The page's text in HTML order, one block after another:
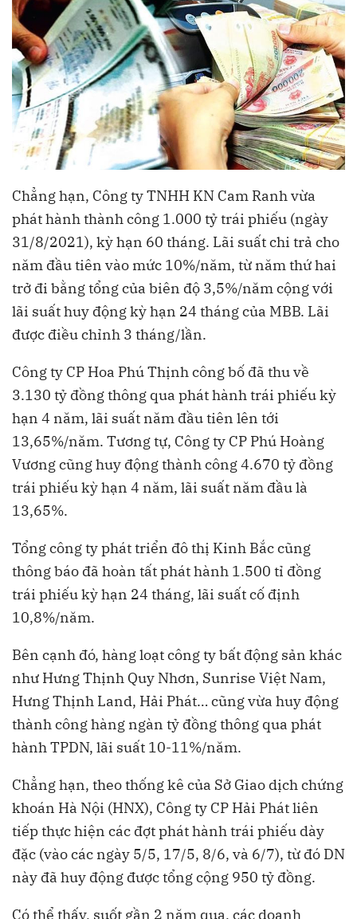
Chẳng hạn, Công ty TNHH KN Cam Ranh vừa
phát hành thành công 1.000 tỷ trái phiếu (ngày
31/8/2021), kỳ hạn 60 tháng. Lãi suất chi trả cho
năm đầu tiên vào mức 10%/năm, từ năm thứ hai
trở đi bằng tổng của biên độ 3,5%/năm cộng với
lãi suất huy động kỳ hạn 24 tháng của MBB. Lãi
được điều chỉnh 3 tháng/lần.
Công ty CP Hoa Phú Thịnh công bố đã thu về
3.130 tỷ đồng thông qua phát hành trái phiếu kỳ
hạn 4 năm, lãi suất năm đầu tiên lên tới
13,65%/năm. Tương tự, Công ty CP Phú Hoàng
Vương cũng huy động thành công 4.670 tỷ đồng
trái phiếu kỳ hạn 4 năm, lãi suất năm đầu là
13,65%.
Tổng công ty phát triển đô thị Kinh Bắc cũng
thông báo đã hoàn tất phát hành 1.500 tỉ đồng
trái phiếu kỳ hạn 24 tháng, lãi suất cố định
10,8%/năm.
Bên cạnh đó, hàng loạt công ty bất động sản khác
như Hưng Thịnh Quy Nhơn, Sunrise Việt Nam,
Hưng Thịnh Land, Hải Phát… cũng vừa huy động
thành công hàng ngàn tỷ đồng thông qua phát
hành TPDN, lãi suất 10-11%/năm.
Chẳng hạn, theo thống kê của Sở Giao dịch chứng
khoán Hà Nội (HNX), Công ty CP Hải Phát liên
tiếp thực hiện các đợt phát hành trái phiếu dày
đặc (vào các ngày 5/5, 17/5, 8/6, và 6/7), từ đó DN
này đã huy động được tổng cộng 950 tỷ đồng.
Có thể thấy, suốt gần 2 năm qua, các doanh